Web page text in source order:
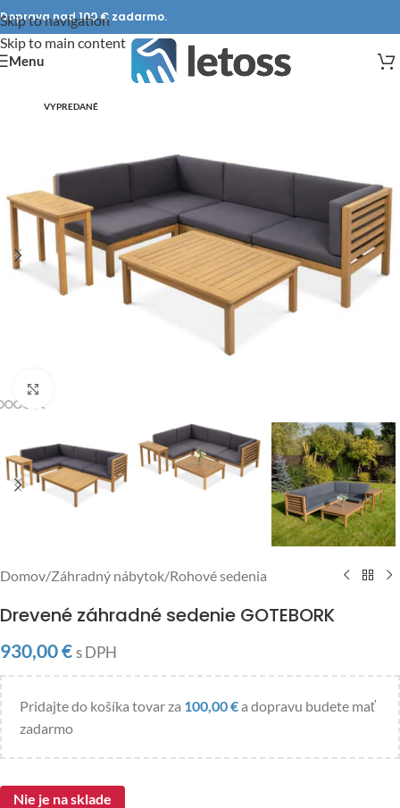
Skip to navigation
Skip to main content
Doprava nad 100 € zadarmo.
Menu
VYPREDANÉ
Domov/Záhradný nábytok/Rohové sedenia
Drevené záhradné sedenie GOTEBORK
930,00€ s DPH
Pridajte do košíka tovar za 100,00€a dopravu budete mať
zadarmo
Nie je na sklade